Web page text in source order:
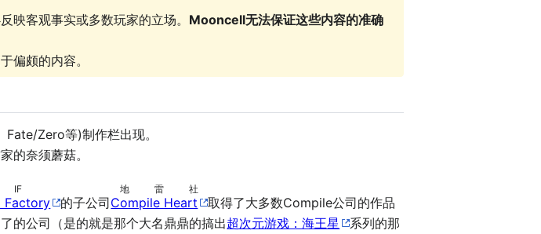
反映客观事实或多数玩家的立场。 Mooncell无法保证这些内容的准确
偏颇的内容。
Zero等)制作栏出现。
的奈须蘑菇。
Factory
IF
的子公司Compile Heart
地雷社
取得了大多数Compile公司的作品
的公司（是的就是那个大名鼎鼎的搞出超次元游戏：海王星
系列的那